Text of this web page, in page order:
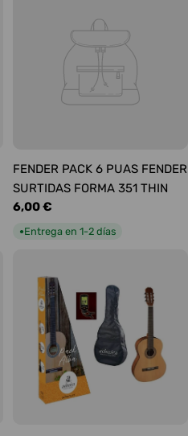
FENDER PACK 6 PUAS FENDER
SURTIDAS FORMA 351 THIN
Precio
habitual
6,00 €
●Entrega en 1-2 días